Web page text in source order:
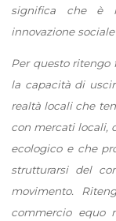
significa che è
innovazione
Per questo
la capacità di
realtà locali che
con mercati locali,
ecologico e che
strutturarsi del
movimento.
commercio equo